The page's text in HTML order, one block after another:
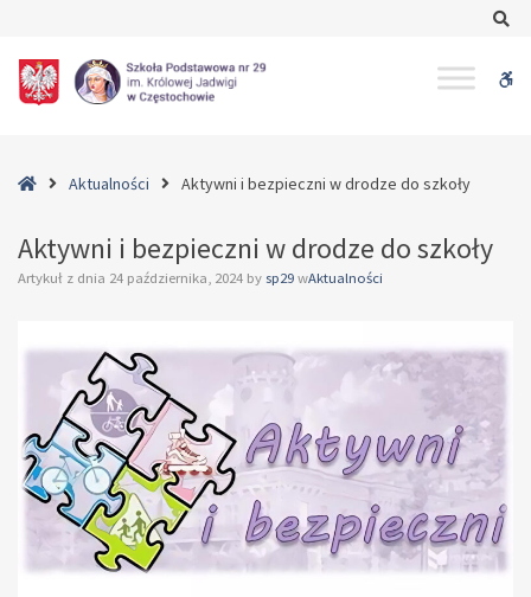
bezpieczni
HomeAktualności Aktywni i bezpieczni w drodze do szkoły
Aktywni i bezpieczni w drodze do szkoły
Artykuł z dnia 24 października, 2024 by sp29 wAktualności